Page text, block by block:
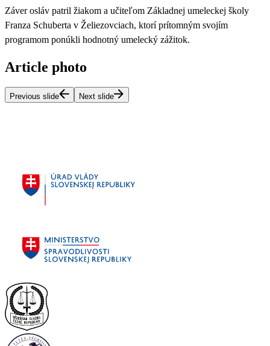
Záver osláv patril žiakom a učiteľom Základnej umeleckej školy
Franza Schuberta v Želiezovciach, ktorí prítomným svojím
programom ponúkli hodnotný umelecký zážitok.
Article photo
Previous slide Next slide